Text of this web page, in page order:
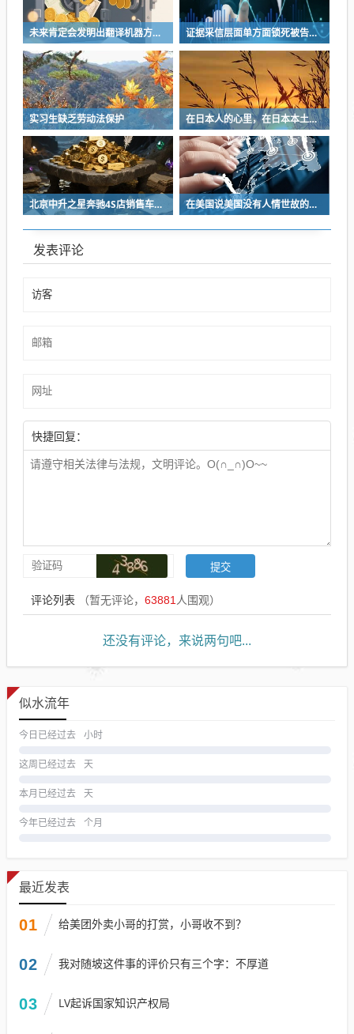
未来肯定会发明出翻译机器方便人们交流 证据采信层面单方面锁死被告抗辩渠道
实习生缺乏劳动法保护 在日本人的心里，在日本本土出生的日本人才是最正宗的日本人
北京中升之星奔驰4S店销售车辆作出虚假说明被罚1.2万元 在美国说美国没有人情世故的，那是没到能体会人情世故的地步
发表评论
快捷回复：
评论列表 （暂无评论， 63881 人围观）
还没有评论，来说两句吧...
似水流年
今日已经过去 小时
这周已经过去 天
本月已经过去 天
今年已经过去 个月
最近发表
01 给美团外卖小哥的打赏，小哥收不到？
02 我对随坡这件事的评价只有三个字：不厚道
03 LV起诉国家知识产权局